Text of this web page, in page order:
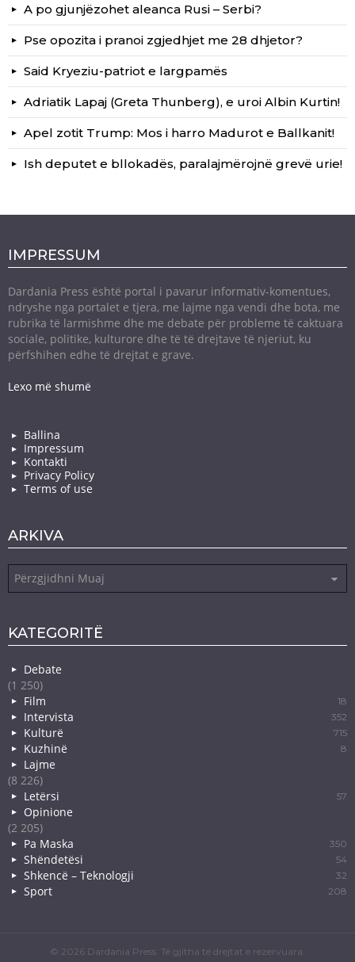
A po gjunjëzohet aleanca Rusi – Serbi?
Pse opozita i pranoi zgjedhjet me 28 dhjetor?
Said Kryeziu-patriot e largpamës
Adriatik Lapaj (Greta Thunberg), e uroi Albin Kurtin!
Apel zotit Trump: Mos i harro Madurot e Ballkanit!
Ish deputet e bllokadës, paralajmërojnë grevë urie!
IMPRESSUM
Dardania Press është portal i pavarur informativ-komentues,
ndryshe nga portalet e tjera, me lajme nga vendi dhe bota, me
rubrika të larmishme dhe me debate për probleme të caktuara
sociale, politike, kulturore dhe të të drejtave të njeriut, ku
përfshihen edhe të drejtat e grave.
Lexo më shumë
Ballina
Impressum
Kontakti
Privacy Policy
Terms of use
ARKIVA
KATEGORITË
Debate
(1 250)
Film
18
Intervista 352
Kulturë 715
Kuzhinë 8
Lajme
(8 226)
Letërsi
57
Opinione
(2 205)
Pa Maska
350
Shëndetësi 54
Shkencë – Teknologji 32
Sport 208
© 2026 Dardania Press. Të gjitha të drejtat e rezervuara.